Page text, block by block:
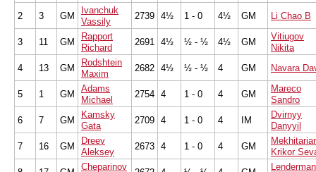
2
3 GM
Ivanchuk
Vassily
2739 4½ 1 - 0 4½ GM Li Chao B
3 11 GM
Rapport
Richard
2691 4½ ½ - ½ 4½ GM
Vitiugov
Nikita
4
13 GM
Rodshtein
Maxim
2682 4½ ½ - ½ 4 GM Navara
5 1 GM
Adams
Michael
2754 4 1 - 0 4 GM
Mareco
Sandro
6
7 GM
Kamsky
Gata
2709 4 1 - 0 4 IM
Dvirnyy
Danyyil
7
16 GM
Dreev
Aleksey
2673 4 1 - 0 4 GM
Krikor
Cheparinov
Lenderman